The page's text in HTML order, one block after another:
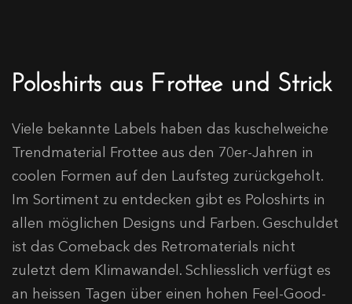
Poloshirts aus Frottee und Strick
Viele bekannte Labels haben das kuschelweiche
Trendmaterial Frottee aus den 70er-Jahren in
coolen Formen auf den Laufsteg zurückgeholt.
Im Sortiment zu entdecken gibt es Poloshirts in
allen möglichen Designs und Farben. Geschuldet
ist das Comeback des Retromaterials nicht
zuletzt dem Klimawandel. Schliesslich verfügt es
an heissen Tagen über einen hohen Feel-Good-